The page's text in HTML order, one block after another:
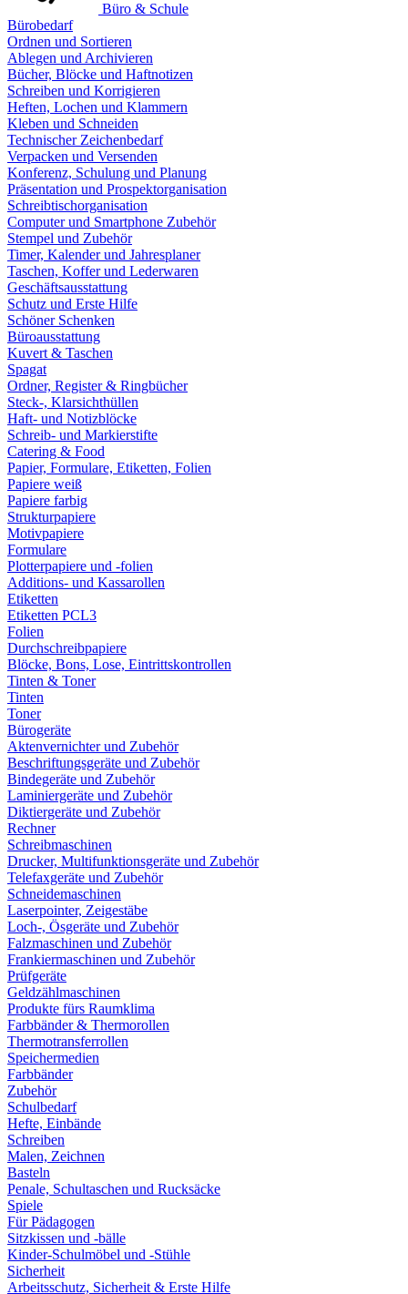
Büro & Schule
Bürobedarf
Ordnen und Sortieren
Ablegen und Archivieren
Bücher, Blöcke und Haftnotizen
Schreiben und Korrigieren
Heften, Lochen und Klammern
Kleben und Schneiden
Technischer Zeichenbedarf
Verpacken und Versenden
Konferenz, Schulung und Planung
Präsentation und Prospektorganisation
Schreibtischorganisation
Computer und Smartphone Zubehör
Stempel und Zubehör
Timer, Kalender und Jahresplaner
Taschen, Koffer und Lederwaren
Geschäftsausstattung
Schutz und Erste Hilfe
Schöner Schenken
Büroausstattung
Kuvert & Taschen
Spagat
Ordner, Register & Ringbücher
Steck-, Klarsichthüllen
Haft- und Notizblöcke
Schreib- und Markierstifte
Catering & Food
Papier, Formulare, Etiketten, Folien
Papiere weiß
Papiere farbig
Strukturpapiere
Motivpapiere
Formulare
Plotterpapiere und -folien
Additions- und Kassarollen
Etiketten
Etiketten PCL3
Folien
Durchschreibpapiere
Blöcke, Bons, Lose, Eintrittskontrollen
Tinten & Toner
Tinten
Toner
Bürogeräte
Aktenvernichter und Zubehör
Beschriftungsgeräte und Zubehör
Bindegeräte und Zubehör
Laminiergeräte und Zubehör
Diktiergeräte und Zubehör
Rechner
Schreibmaschinen
Drucker, Multifunktionsgeräte und Zubehör
Telefaxgeräte und Zubehör
Schneidemaschinen
Laserpointer, Zeigestäbe
Loch-, Ösgeräte und Zubehör
Falzmaschinen und Zubehör
Frankiermaschinen und Zubehör
Prüfgeräte
Geldzählmaschinen
Produkte fürs Raumklima
Farbbänder & Thermorollen
Thermotransferrollen
Speichermedien
Farbbänder
Zubehör
Schulbedarf
Hefte, Einbände
Schreiben
Malen, Zeichnen
Basteln
Penale, Schultaschen und Rucksäcke
Spiele
Für Pädagogen
Sitzkissen und -bälle
Kinder-Schulmöbel und -Stühle
Sicherheit
Arbeitsschutz, Sicherheit & Erste Hilfe